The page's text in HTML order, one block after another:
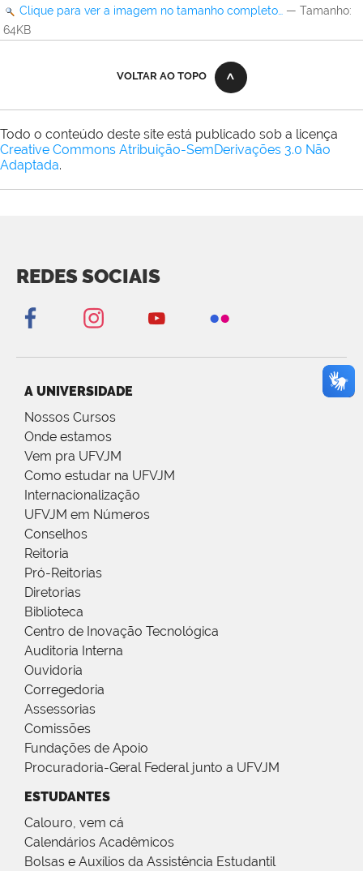
Clique para ver a imagem no tamanho completo… — Tamanho:
64KB
VOLTAR AO TOPO
Todo o conteúdo deste site está publicado sob a licença
Creative Commons Atribuição-SemDerivações 3.0 Não
Adaptada.
REDES SOCIAIS
A UNIVERSIDADE
Nossos Cursos
Onde estamos
Vem pra UFVJM
Como estudar na UFVJM
Internacionalização
UFVJM em Números
Conselhos
Reitoria
Pró-Reitorias
Diretorias
Biblioteca
Centro de Inovação Tecnológica
Auditoria Interna
Ouvidoria
Corregedoria
Assessorias
Comissões
Fundações de Apoio
Procuradoria-Geral Federal junto a UFVJM
ESTUDANTES
Calouro, vem cá
Calendários Acadêmicos
Bolsas e Auxílios da Assistência Estudantil